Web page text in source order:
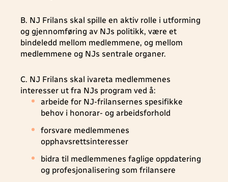
B. NJ Frilans skal spille en aktiv rolle i utforming
og gjennomføring av NJs politikk, være et
bindeledd mellom medlemmene, og mellom
medlemmene og NJs sentrale organer.
C. NJ Frilans skal ivareta medlemmenes
interesser ut fra NJs program ved å:
arbeide for NJ-frilansernes spesifikke
behov i honorar- og arbeidsforhold
forsvare medlemmenes
opphavsrettsinteresser
bidra til medlemmenes faglige oppdatering
og profesjonalisering som frilansere